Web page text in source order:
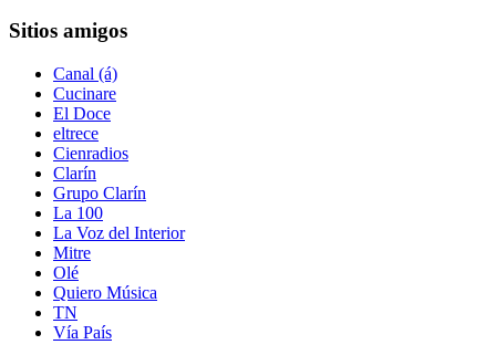
Sitios amigos
Canal (á)
Cucinare
El Doce
eltrece
Cienradios
Clarín
Grupo Clarín
La 100
La Voz del Interior
Mitre
Olé
Quiero Música
TN
Vía País